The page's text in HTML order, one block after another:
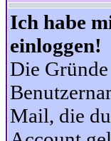
Ich habe
einloggen!
Die
Mail, die